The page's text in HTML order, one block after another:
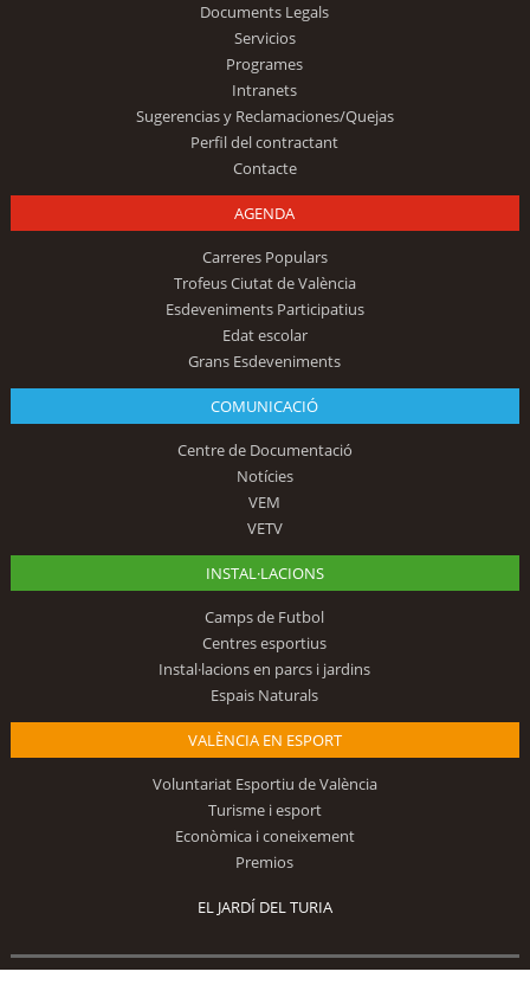
Documents Legals
Servicios
Programes
Intranets
Sugerencias y Reclamaciones/Quejas
Perfil del contractant
Contacte
AGENDA
Carreres Populars
Trofeus Ciutat de València
Esdeveniments Participatius
Edat escolar
Grans Esdeveniments
COMUNICACIÓ
Centre de Documentació
Notícies
VEM
VETV
INSTAL·LACIONS
Camps de Futbol
Centres esportius
Instal·lacions en parcs i jardins
Espais Naturals
VALÈNCIA EN ESPORT
Voluntariat Esportiu de València
Turisme i esport
Econòmica i coneixement
Premios
EL JARDÍ DEL TURIA